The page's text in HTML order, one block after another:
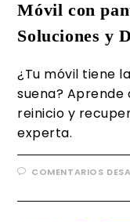
Móvil con
Soluciones y
¿Tu móvil tiene
suena?
reinicio y
experta.
COMENTARIOS